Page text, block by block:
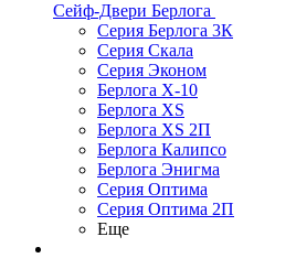
Сейф-Двери Берлога
Серия Берлога 3К
Серия Скала
Серия Эконом
Берлога X-10
Берлога XS
Берлога XS 2П
Берлога Калипсо
Берлога Энигма
Серия Оптима
Серия Оптима 2П
Еще